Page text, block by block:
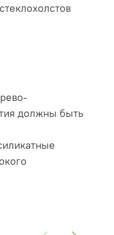
должны быть